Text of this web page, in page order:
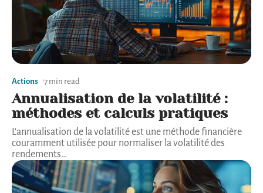
Actions 7 min read
Annualisation de la volatilité :
méthodes et calculs pratiques
L'annualisation de la volatilité est une méthode financière
couramment utilisée pour normaliser la volatilité des
rendements…